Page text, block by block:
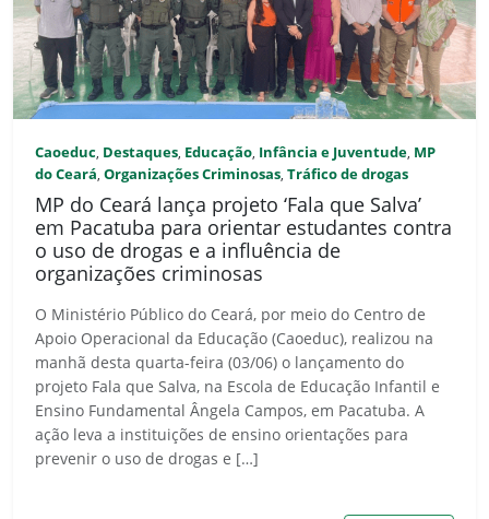
Caoeduc, Destaques, Educação, Infância e Juventude, MP
do Ceará, Organizações Criminosas, Tráfico de drogas
MP do Ceará lança projeto ‘Fala que Salva’
em Pacatuba para orientar estudantes contra
o uso de drogas e a influência de
organizações criminosas
O Ministério Público do Ceará, por meio do Centro de
Apoio Operacional da Educação (Caoeduc), realizou na
manhã desta quarta-feira (03/06) o lançamento do
projeto Fala que Salva, na Escola de Educação Infantil e
Ensino Fundamental Ângela Campos, em Pacatuba. A
ação leva a instituições de ensino orientações para
prevenir o uso de drogas e […]